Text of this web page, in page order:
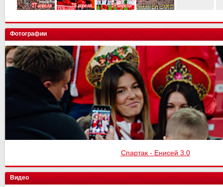
Фотографии
Спартак - Енисей 3:0
Видео